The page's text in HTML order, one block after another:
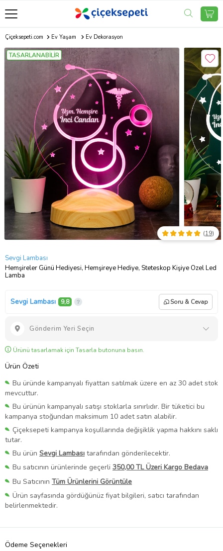
Çiçeksepeti.com Ev Yaşam Ev Dekorasyon
TASARLANABİLİR
Sevgi Lambası
Hemşireler Günü Hediyesi, Hemşireye Hediye, Steteskop Kişiye Özel Led
Lamba
(19)
Sevgi Lambası 9,8 Soru & Cevap
Gönderim Yeri Seçin
Ürünü tasarlamak için Tasarla butonuna basın.
Ürün Özeti
Bu üründe kampanyalı fiyattan satılmak üzere en az 30 adet stok
mevcuttur.
Bu ürünün kampanyalı satışı stoklarla sınırlıdır. Bir tüketici bu
kampanya stoğundan maksimum 10 adet satın alabilir.
Çiçeksepeti kampanya koşullarında değişiklik yapma hakkını saklı
tutar.
Bu ürün Sevgi Lambası tarafından gönderilecektir.
Bu satıcının ürünlerinde geçerli 350,00 TL Üzeri Kargo Bedava
Bu Satıcının Tüm Ürünlerini Görüntüle
Ürün sayfasında gördüğünüz fiyat bilgileri, satıcı tarafından
belirlenmektedir.
Ödeme Seçenekleri